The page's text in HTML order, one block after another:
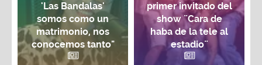
'Las Bandalas'
somos como un
matrimonio, nos
conocemos tanto"
primer invitado del
show ¨Cara de
haba de la tele al
estadio¨